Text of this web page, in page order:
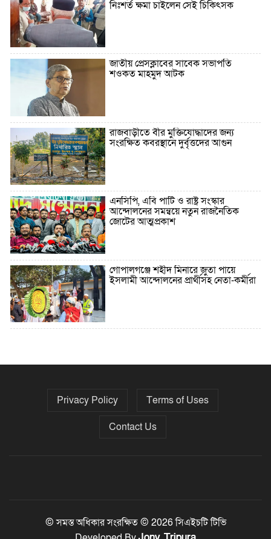
নিঃশর্ত ক্ষমা চাইলেন সেই চিকিৎসক
জাতীয় প্রেসক্লাবের সাবেক সভাপতি
শওকত মাহমুদ আটক
রাজবাড়ীতে বীর মুক্তিযোদ্ধাদের জন্য
সংরক্ষিত কবরস্থানে দুর্বৃত্তদের আগুন
এনসিপি, এবি পার্টি ও রাষ্ট্র সংস্কার
আন্দোলনের সমন্বয়ে নতুন রাজনৈতিক
জোটের আত্মপ্রকাশ
গোপালগঞ্জে শহীদ মিনারে জুতা পায়ে
ইসলামী আন্দোলনের প্রার্থীসহ নেতা-কর্মীরা
নির্বাচনের তফসিল ৮-১৫ ডিসেম্বরের মধ্যে
Privacy Policy
Terms of Uses
Contact Us
© সমস্ত অধিকার সংরক্ষিত © 2026 সিএইচটি টিভি